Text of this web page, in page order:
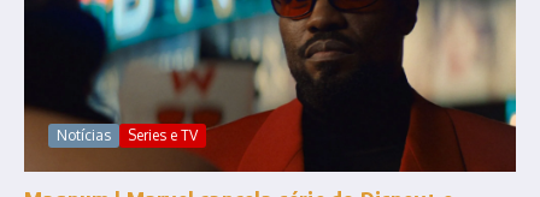
Notícias Series e TV